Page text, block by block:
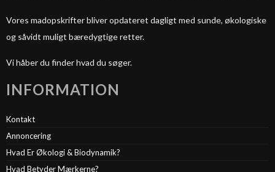
Vores madopskrifter bliver opdateret dagligt med sunde, økologiske
og såvidt muligt bæredygtige retter.
Vi håber du finder hvad du søger.
INFORMATION
Kontakt
Annoncering
Hvad Er Økologi & Biodynamik?
Hvad Betyder Mærkerne?